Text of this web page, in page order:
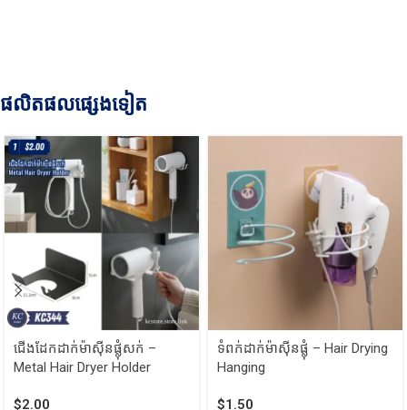
ផលិតផលផ្សេងទៀត
ជើងដែកដាក់ម៉ាស៊ីនផ្លុំសក់ –
Metal Hair Dryer Holder
$2.00
ទំពក់ដាក់ម៉ាស៊ីនផ្លុំ – Hair Drying
Hanging
$1.50